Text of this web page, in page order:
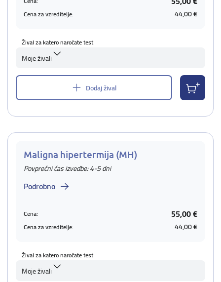
Cena za vzreditelje: 44,00 €
Žival za katero naročate test
Moje živali
Dodaj žival
Maligna hipertermija (MH)
Povprečni čas izvedbe: 4-5 dni
Podrobno
Cena: 55,00 €
Cena za vzreditelje: 44,00 €
Žival za katero naročate test
Moje živali